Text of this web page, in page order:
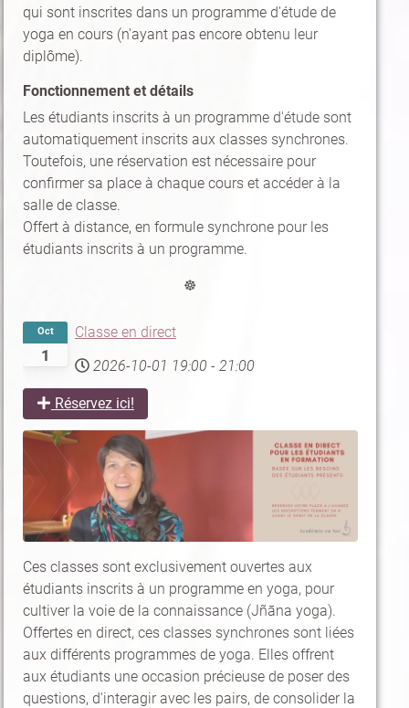
qui sont inscrites dans un programme d'étude de
yoga en cours (n'ayant pas encore obtenu leur
diplôme).
Fonctionnement et détails
Les étudiants inscrits à un programme d'étude sont
automatiquement inscrits aux classes synchrones.
Toutefois, une réservation est nécessaire pour
confirmer sa place à chaque cours et accéder à la
salle de classe.
Offert à distance, en formule synchrone pour les
étudiants inscrits à un programme.
☸
1
Oct
Classe en direct
2026-10-01 19:00 - 21:00
Réservez ici!
Ces classes sont exclusivement ouvertes aux
étudiants inscrits à un programme en yoga, pour
cultiver la voie de la connaissance (Jñāna yoga).
Offertes en direct, ces classes synchrones sont liées
aux différents programmes de yoga. Elles offrent
aux étudiants une occasion précieuse de poser des
questions, d'interagir avec les pairs, de consolider la